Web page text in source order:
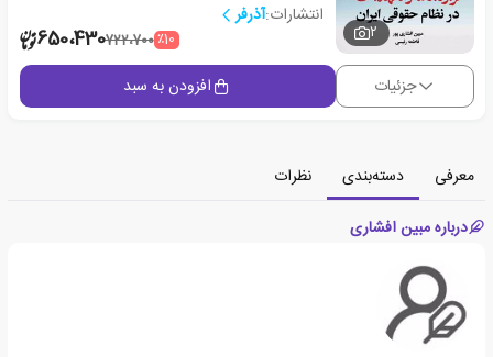
2
انتشارات:آذرفر
٪10722،700650،430
جزئیات افزودن به سبد
معرفی دسته‌بندی
نظرات
درباره مبین افشاری